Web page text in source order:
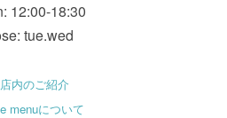
12:00-18:30
tue.wed
店内のご紹介
menuについて